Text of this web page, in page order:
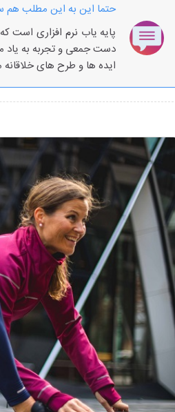
حتما این به این مطلب هم
پایه یاب نرم افزاری است
دست جمعی و تجربه به یاد
ایده ها و طرح های